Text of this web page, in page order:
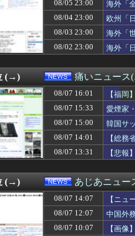
【画像】声優の井口
新幹線でも行ける区
ワイ童貞くん、飲み
愛煙家・岸谷蘭丸「
【画像】杉原杏璃と
【朗報】AKB48 新曲
赤ちゃん「オンギャ
韓国人「実は昔の日
【これは重い】江口
【動画】高須幹弥先
阪神タイガース 1位
【画像】アニメ「メ
【愕然】嫁が冷たく
交流戦終わったころ
8万が12万円「とて
二軍試合実況 8月7
【愕然】パチ屋で負
150キロ以上の直球
【悲報】ディズニー
【Money1】 韓国「
08/05 23:00
海外「
08/04 23:00
欧州「
08/03 23:00
海外「
08/02 23:00
海外「
(→) 痛いニュース
08/07 16:01
【福
08/07 15:33
愛煙家
08/07 15:00
韓国サ
08/07 14:01
【総務
08/07 13:31
【悲報
(→) あじあニュー
08/07 14:07
【ニュ
08/07 12:07
中国外
08/07 10:07
【画像